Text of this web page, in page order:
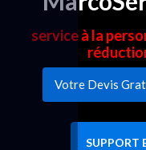
service à la
Votre Devis
SUPPORT